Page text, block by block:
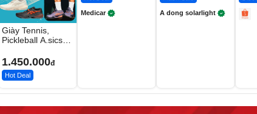
Giày Tennis,
Pickleball A.sics
Các Phối Màu
1.450.000đ
Hot Deal
Medicar A dong solarlight